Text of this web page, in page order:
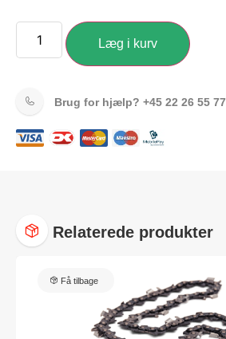
Læg i kurv
Brug for hjælp? +45 22 26 55 77
Relaterede produkter
Få tilbage